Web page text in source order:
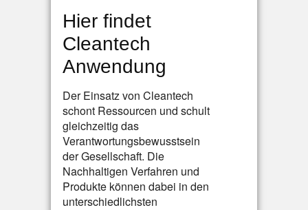
Hier findet
Cleantech
Anwendung
Der Einsatz von Cleantech
schont Ressourcen und schult
gleichzeitig das
Verantwortungsbewusstsein
der Gesellschaft. Die
Nachhaltigen Verfahren und
Produkte können dabei in den
unterschiedlichsten